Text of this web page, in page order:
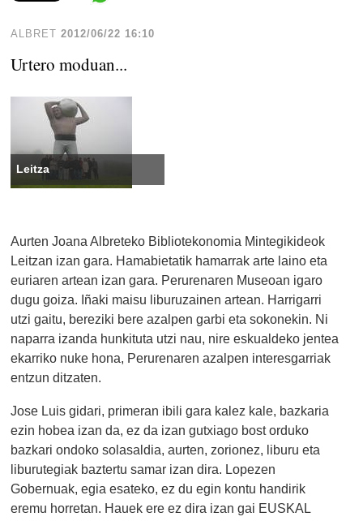
ALBRET 2012/06/22 16:10
Urtero moduan...
Leitza
Aurten Joana Albreteko Bibliotekonomia Mintegikideok
Leitzan izan gara. Hamabietatik hamarrak arte laino eta
euriaren artean izan gara. Perurenaren Museoan igaro
dugu goiza. Iñaki maisu liburuzainen artean. Harrigarri
utzi gaitu, bereziki bere azalpen garbi eta sokonekin. Ni
naparra izanda hunkituta utzi nau, nire eskualdeko jentea
ekarriko nuke hona, Perurenaren azalpen interesgarriak
entzun ditzaten.
Jose Luis gidari, primeran ibili gara kalez kale, bazkaria
ezin hobea izan da, ez da izan gutxiago bost orduko
bazkari ondoko solasaldia, aurten, zorionez, liburu eta
liburutegiak baztertu samar izan dira. Lopezen
Gobernuak, egia esateko, ez du egin kontu handirik
eremu horretan. Hauek ere ez dira izan gai EUSKAL